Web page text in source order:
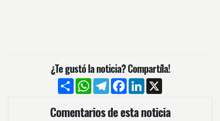
¿Te gustó la noticia? Compartíla!
CompartirWhatsApp
TelegramFacebook
LinkedIn
Comentarios de esta noticia